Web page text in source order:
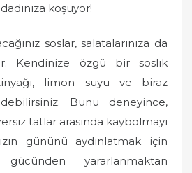
koşuyor!
soslar, salatalarınıza da
Kendinize özgü bir soslık
limon suyu ve biraz
Bunu deneyince,
tatlar arasında kaybolmayı
gününü aydınlatmak için
yararlanmaktan